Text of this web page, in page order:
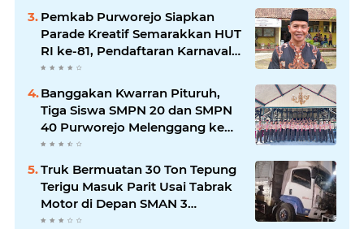
Pemkab Purworejo Siapkan
Parade Kreatif Semarakkan HUT
RI ke-81, Pendaftaran Karnaval
Resmi Dibuka
Banggakan Kwarran Pituruh,
Tiga Siswa SMPN 20 dan SMPN
40 Purworejo Melenggang ke
Jamnas Cibubur
Truk Bermuatan 30 Ton Tepung
Terigu Masuk Parit Usai Tabrak
Motor di Depan SMAN 3
Purworejo, Satu Orang Tewas